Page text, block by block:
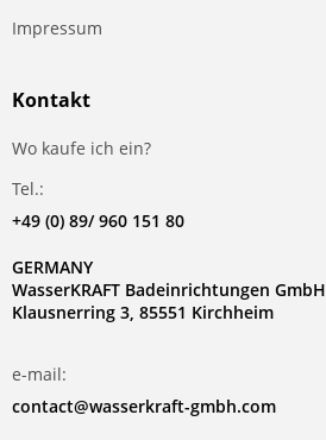
Impressum
Kontakt
Wo kaufe ich ein?
Tel.:
+49 (0) 89/ 960 151 80
GERMANY
WasserKRAFT Badeinrichtungen GmbH
Klausnerring 3, 85551 Kirchheim
e-mail:
contact@wasserkraft-gmbh.com